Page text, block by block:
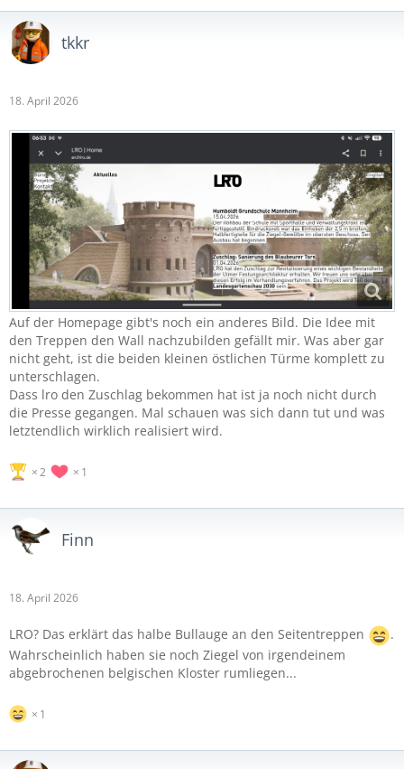
tkkr
18. April 2026
Auf der Homepage gibt's noch ein anderes Bild. Die Idee mit
den Treppen den Wall nachzubilden gefällt mir. Was aber gar
nicht geht, ist die beiden kleinen östlichen Türme komplett zu
unterschlagen.
Dass lro den Zuschlag bekommen hat ist ja noch nicht durch
die Presse gegangen. Mal schauen was sich dann tut und was
letztendlich wirklich realisiert wird.
2 1
Finn
18. April 2026
LRO? Das erklärt das halbe Bullauge an den Seitentreppen
.
Wahrscheinlich haben sie noch Ziegel von irgendeinem
abgebrochenen belgischen Kloster rumliegen...
1